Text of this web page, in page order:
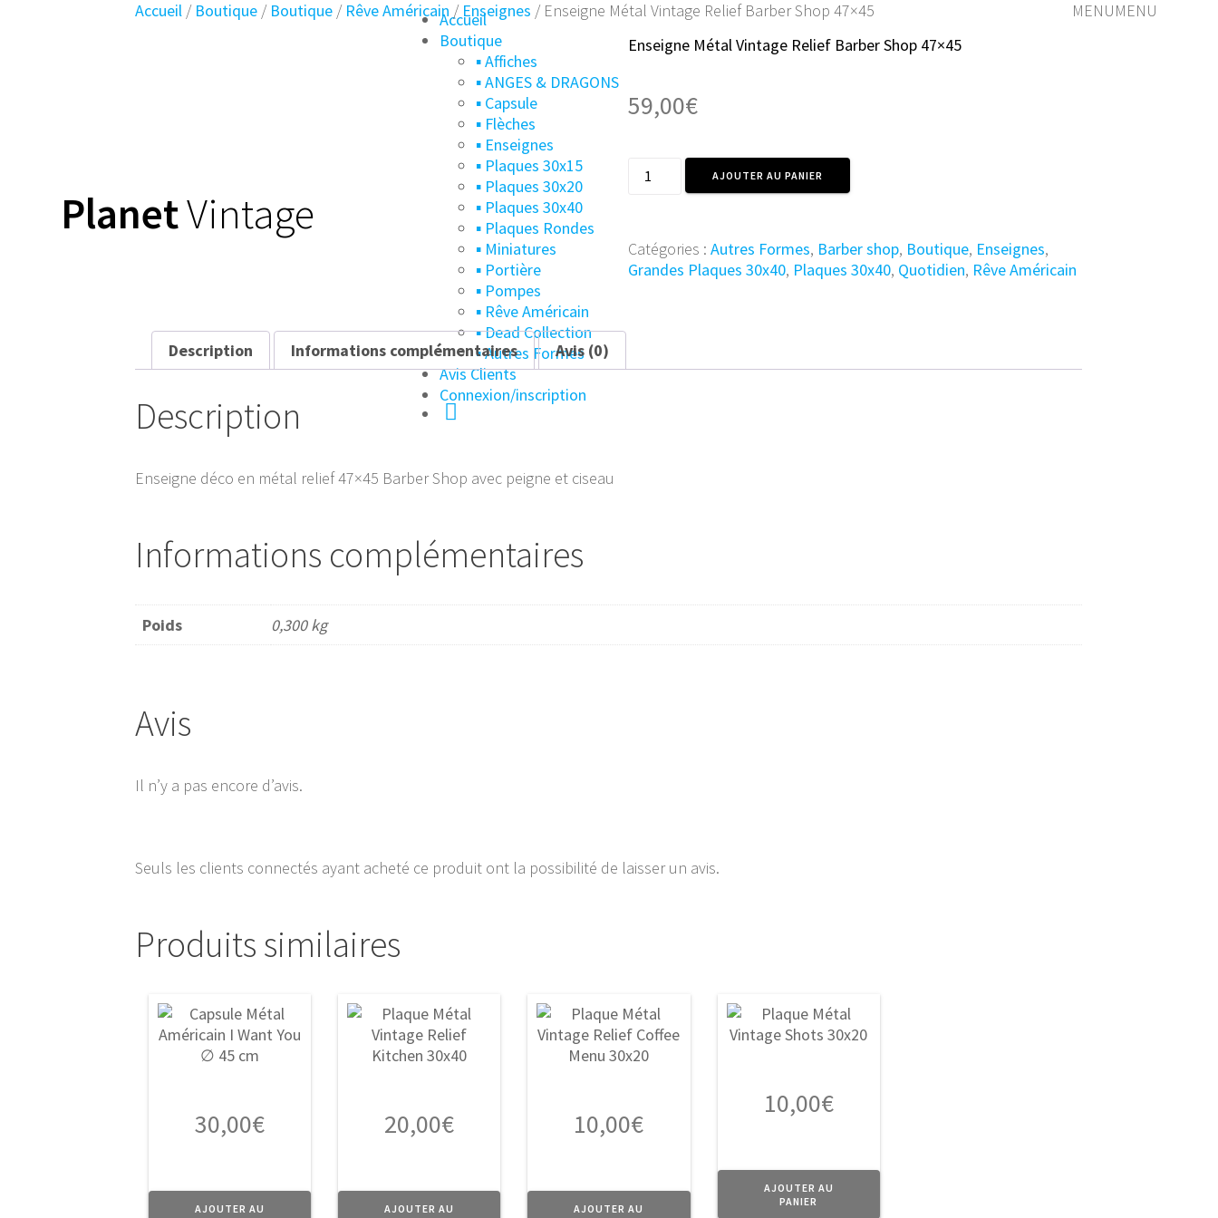
PlanetVintage
MENUMENU
Accueil
Boutique
▪︎ Affiches
▪︎ ANGES & DRAGONS
▪︎ Capsule
▪︎ Flèches
▪︎ Enseignes
▪︎ Plaques 30x15
▪︎ Plaques 30x20
▪︎ Plaques 30x40
▪︎ Plaques Rondes
▪︎ Miniatures
▪︎ Portière
▪︎ Pompes
▪︎ Rêve Américain
▪︎ Dead Collection
▪︎ Autres Formes
Avis Clients
Connexion/inscription
Accueil / Boutique / Boutique / Rêve Américain / Enseignes / Enseigne Métal Vintage Relief Barber Shop 47×45
Enseigne Métal Vintage Relief Barber Shop 47×45
59,00€
quantité
Vintage
Relief
AJOUTER AU PANIER
Catégories : Autres Formes, Barber shop, Boutique, Enseignes,
Grandes Plaques 30x40, Plaques 30x40, Quotidien, Rêve Américain
Description Informations complémentaires Avis (0)
Description
Enseigne déco en métal relief 47×45 Barber Shop avec peigne et ciseau
Informations complémentaires
Poids 0,300 kg
Avis
Il n’y a pas encore d’avis.
Seuls les clients connectés ayant acheté ce produit ont la possibilité de laisser un avis.
Produits similaires
30,00€
AJOUTER AU
20,00€
AJOUTER AU
10,00€
AJOUTER AU
10,00€
AJOUTER AU
PANIER